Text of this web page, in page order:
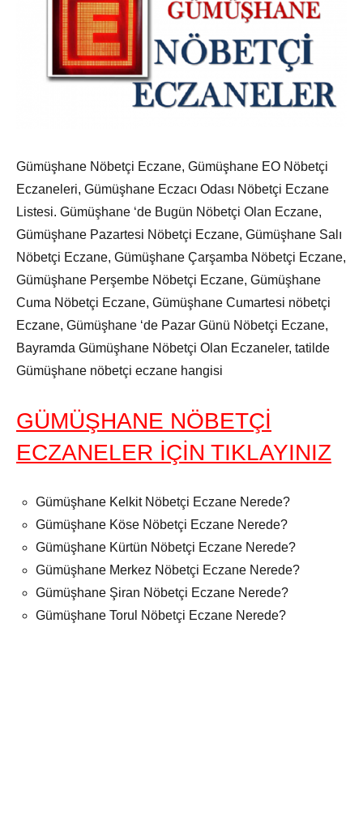
Gümüşhane Nöbetçi Eczane, Gümüşhane EO Nöbetçi
Eczaneleri, Gümüşhane Eczacı Odası Nöbetçi Eczane
Listesi. Gümüşhane ‘de Bugün Nöbetçi Olan Eczane,
Gümüşhane Pazartesi Nöbetçi Eczane, Gümüşhane Salı
Nöbetçi Eczane, Gümüşhane Çarşamba Nöbetçi Eczane,
Gümüşhane Perşembe Nöbetçi Eczane, Gümüşhane
Cuma Nöbetçi Eczane, Gümüşhane Cumartesi nöbetçi
Eczane, Gümüşhane ‘de Pazar Günü Nöbetçi Eczane,
Bayramda Gümüşhane Nöbetçi Olan Eczaneler, tatilde
Gümüşhane nöbetçi eczane hangisi
GÜMÜŞHANE NÖBETÇİ
ECZANELER İÇİN TIKLAYINIZ
Gümüşhane Kelkit Nöbetçi Eczane Nerede?
Gümüşhane Köse Nöbetçi Eczane Nerede?
Gümüşhane Kürtün Nöbetçi Eczane Nerede?
Gümüşhane Merkez Nöbetçi Eczane Nerede?
Gümüşhane Şiran Nöbetçi Eczane Nerede?
Gümüşhane Torul Nöbetçi Eczane Nerede?